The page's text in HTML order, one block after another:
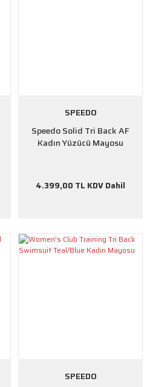
SPEEDO
Speedo Solid Tri Back AF
Kadın Yüzücü Mayosu
4.399,00 TL KDV Dahil
SPEEDO